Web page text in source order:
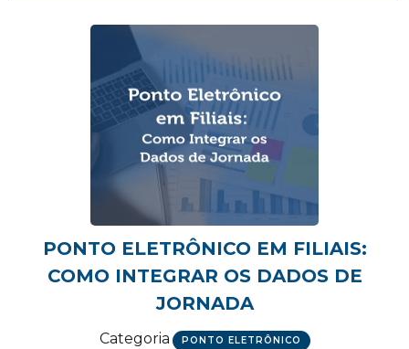
PONTO ELETRÔNICO EM FILIAIS:
COMO INTEGRAR OS DADOS DE
JORNADA
Categoria PONTO ELETRÔNICO